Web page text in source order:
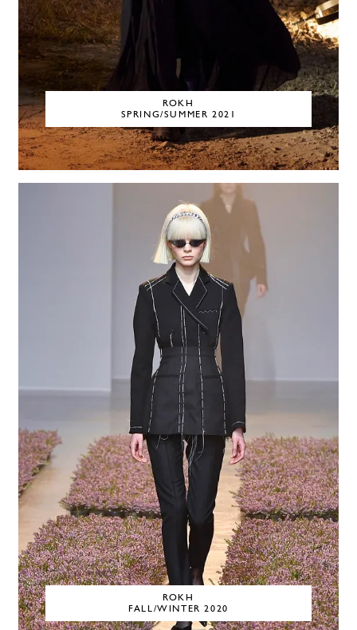
ROKH
SPRING/SUMMER 2021
ROKH
FALL/WINTER 2020